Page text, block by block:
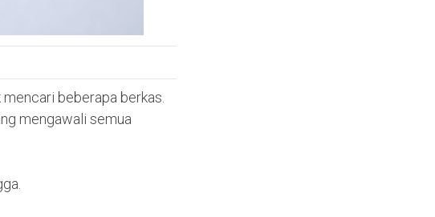
beberapa berkas.
mengawali semua